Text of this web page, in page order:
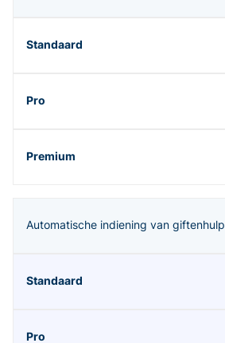
Automatische indiening van giftenhulp